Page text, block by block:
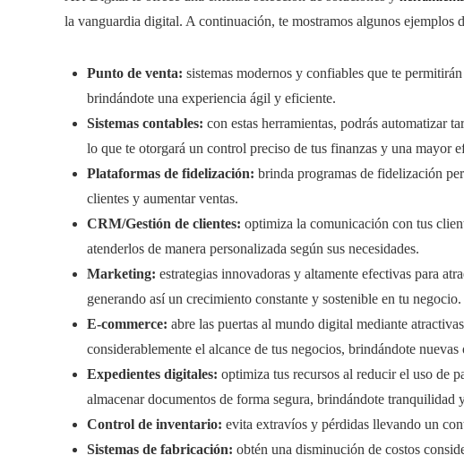
la vanguardia digital. A continuación, te mostramos algunos ejemplos
Punto de venta: sistemas modernos y confiables que te
brindándote una experiencia ágil y eficiente.
Sistemas contables: con estas herramientas, podrás automatizar
lo que te otorgará un control preciso de tus finanzas y una mayor
Plataformas de fidelización: brinda programas de fidelización
clientes y aumentar ventas.
CRM/Gestión de clientes: optimiza la comunicación con tus
atenderlos de manera personalizada según sus necesidades.
Marketing: estrategias innovadoras y altamente efectivas para
generando así un crecimiento constante y sostenible en tu negocio.
E-commerce: abre las puertas al mundo digital mediante
considerablemente el alcance de tus negocios, brindándote
Expedientes digitales: optimiza tus recursos al reducir el uso de
almacenar documentos de forma segura, brindándote tranquilidad
Control de inventario: evita extravíos y pérdidas llevando un
Sistemas de fabricación: obtén una disminución de costos